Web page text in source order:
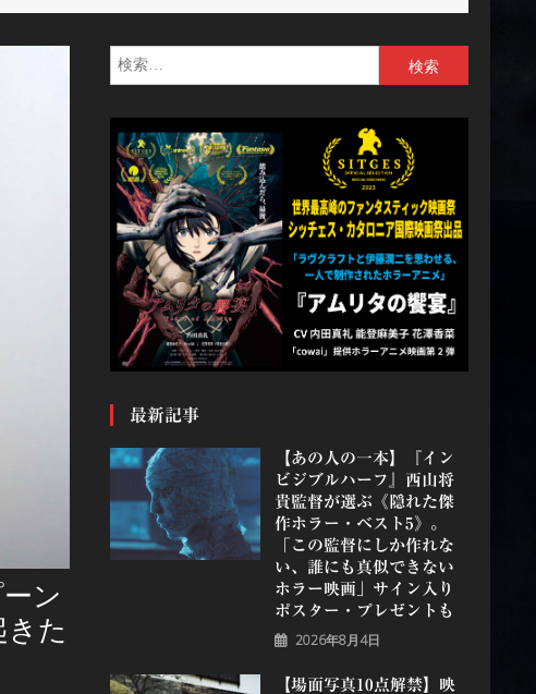
ン
た
索:
最新記事
【あの人の一本】『イン
ビジブルハーフ』⻄⼭将
貴監督が選ぶ《隠れた傑
作ホラー・ベスト5》。
「この監督にしか作れな
い、誰にも真似できない
ホラー映画」サイン入り
ポスター・プレゼントも
2026年8月4日
【場面写真10点解禁】映